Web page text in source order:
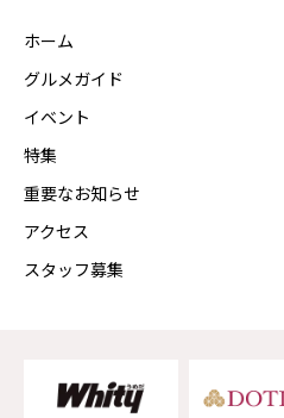
ホーム
グルメガイド
イベント
特集
重要なお知らせ
アクセス
スタッフ募集